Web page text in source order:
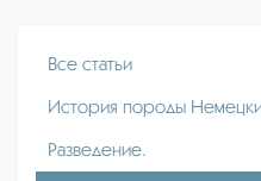
Все статьи
История породы
Разведение.